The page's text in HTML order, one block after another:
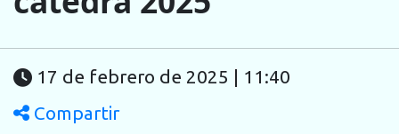
17 de febrero de 2025 | 11:40
Compartir